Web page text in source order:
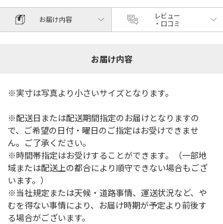
お届け内容
レビュー
・口コミ
お届け内容
※実寸は写真より小さいサイズとなります。
※配送日または配送期間指定のお届けとなりますの
で、ご希望の日付・曜日のご指定はお受けできませ
ん。ご了承ください。
※時間帯指定はお受けすることができます。（一部地
域または配送上の都合により順守できない場合もござ
います。）
※当社規定または天候・道路事情、運送状況など、や
むを得ない事情により、お届け時期が予定より前後す
る場合がございます。